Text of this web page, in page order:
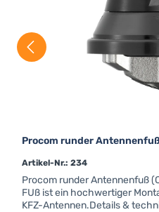
Procom runder
Artikel-Nr.: 234
Procom runder Antennenfuß (CX-FUß) Der
FUß ist ein hochwertiger
KFZ-Antennen.Details &